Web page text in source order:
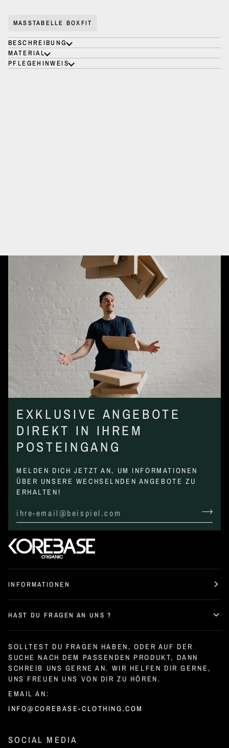
MASSTABELLE BOXFIT
BESCHREIBUNG
MATERIAL
PFLEGEHINWEIS
EXKLUSIVE ANGEBOTE
DIREKT IN IHREM
POSTEINGANG
MELDEN DICH JETZT AN, UM INFORMATIONEN
ÜBER UNSERE WECHSELNDEN ANGEBOTE ZU
ERHALTEN!
INFORMATIONEN
HAST DU FRAGEN AN UNS ?
SOLLTEST DU FRAGEN HABEN, ODER AUF DER
SUCHE NACH DEM PASSENDEN PRODUKT, DANN
SCHREIB UNS GERNE AN. WIR HELFEN DIR GERNE,
UNS FREUEN UNS VON DIR ZU HÖREN.
EMAIL AN:
INFO@COREBASE-CLOTHING.COM
SOCIAL MEDIA